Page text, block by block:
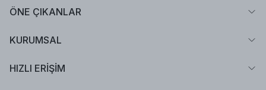
ÖNE ÇIKANLAR
KURUMSAL
HIZLI ERİŞİM